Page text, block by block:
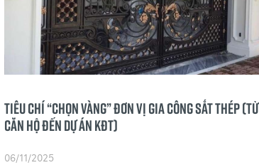
Tiêu chí “Chọn Vàng” Đơn vị Gia công Sắt thép (Từ
Căn hộ đến Dự án KĐT)
06/11/2025